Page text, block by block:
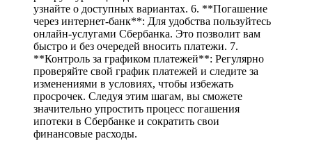
узнайте о доступных вариантах. 6. **Погашение
через интернет-банк**: Для удобства пользуйтесь
онлайн-услугами Сбербанка. Это позволит вам
быстро и без очередей вносить платежи. 7.
**Контроль за графиком платежей**: Регулярно
проверяйте свой график платежей и следите за
изменениями в условиях, чтобы избежать
просрочек. Следуя этим шагам, вы сможете
значительно упростить процесс погашения
ипотеки в Сбербанке и сократить свои
финансовые расходы.